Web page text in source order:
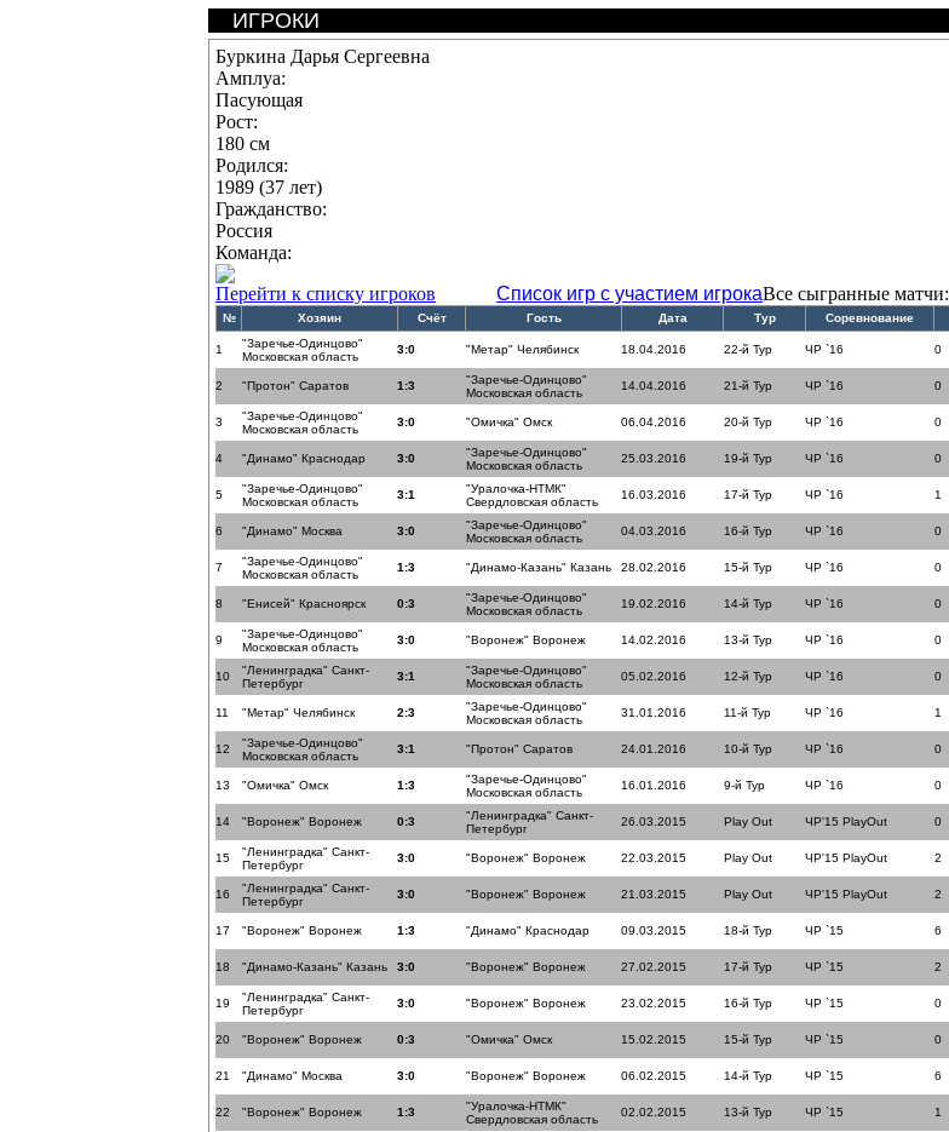
ИГРОКИ
Буркина Дарья Сергеевна
Амплуа:
Пасующая
Рост:
180 см
Родился:
1989 (37 лет)
Гражданство:
Россия
Команда:
Перейти к списку игроков
Список игр с участием игрокаВсе сыгранные матчи:
№ Хозяин Счёт Гость Дата Тур Соревнование
1
"Заречье-Одинцово"
Московская область
3:0 "Метар" Челябинск 18.04.2016 22-й Тур ЧР `16 0
2 "Протон" Саратов 1:3
"Заречье-Одинцово"
Московская область
14.04.2016 21-й Тур ЧР `16 0
3
"Заречье-Одинцово"
Московская область
3:0 "Омичка" Омск 06.04.2016 20-й Тур ЧР `16 0
4 "Динамо" Краснодар 3:0
"Заречье-Одинцово"
Московская область
25.03.2016 19-й Тур ЧР `16 0
5
"Заречье-Одинцово"
Московская область
3:1
"Уралочка-НТМК"
Свердловская область
16.03.2016 17-й Тур ЧР `16 1
6 "Динамо" Москва 3:0
"Заречье-Одинцово"
Московская область
04.03.2016 16-й Тур ЧР `16 0
7
"Заречье-Одинцово"
Московская область
1:3 "Динамо-Казань" Казань 28.02.2016 15-й Тур ЧР `16 0
8 "Енисей" Красноярск 0:3
"Заречье-Одинцово"
Московская область
19.02.2016 14-й Тур ЧР `16 0
9
"Заречье-Одинцово"
Московская область
3:0 "Воронеж" Воронеж 14.02.2016 13-й Тур ЧР `16 0
10
"Ленинградка" Санкт-
Петербург
3:1
"Заречье-Одинцово"
Московская область
05.02.2016 12-й Тур ЧР `16 0
11 "Метар" Челябинск 2:3
"Заречье-Одинцово"
Московская область
31.01.2016 11-й Тур ЧР `16 1
12
"Заречье-Одинцово"
Московская область
3:1 "Протон" Саратов 24.01.2016 10-й Тур ЧР `16 0
13 "Омичка" Омск 1:3
"Заречье-Одинцово"
Московская область
16.01.2016 9-й Тур ЧР `16 0
14 "Воронеж" Воронеж 0:3
"Ленинградка" Санкт-
Петербург
26.03.2015 Play Out ЧР'15 PlayOut 0
15
"Ленинградка" Санкт-
Петербург
3:0 "Воронеж" Воронеж 22.03.2015 Play Out ЧР'15 PlayOut 2
16
"Ленинградка" Санкт-
Петербург
3:0 "Воронеж" Воронеж 21.03.2015 Play Out ЧР'15 PlayOut 2
17 "Воронеж" Воронеж 1:3 "Динамо" Краснодар 09.03.2015 18-й Тур ЧР `15 6
18 "Динамо-Казань" Казань 3:0 "Воронеж" Воронеж 27.02.2015 17-й Тур ЧР `15 2
19
"Ленинградка" Санкт-
Петербург
3:0 "Воронеж" Воронеж 23.02.2015 16-й Тур ЧР `15 0
20 "Воронеж" Воронеж 0:3 "Омичка" Омск 15.02.2015 15-й Тур ЧР `15 0
21 "Динамо" Москва 3:0 "Воронеж" Воронеж 06.02.2015 14-й Тур ЧР `15 6
22 "Воронеж" Воронеж 1:3
"Уралочка-НТМК"
Свердловская область
02.02.2015 13-й Тур ЧР `15 1